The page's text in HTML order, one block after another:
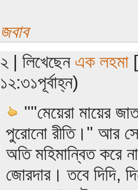
জবাব
২ | লিখেছেন এক লহমা
১২:৩১পূর্বাহ্ন)
""মেয়েরা মায়ের
পুরোনো রীতি।" আর
অতি মহিমান্বিত করে
জোরদার। তবে দিদি,